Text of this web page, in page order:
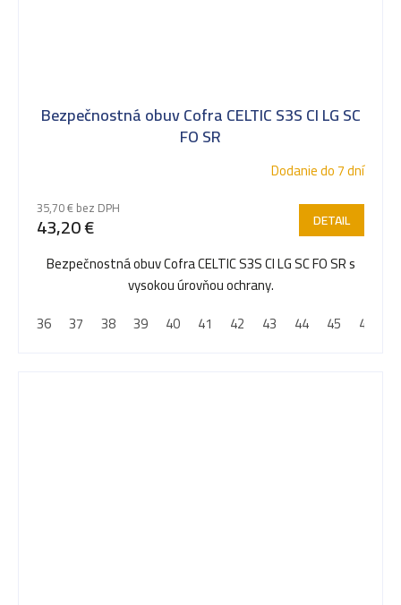
Bezpečnostná obuv Cofra CELTIC S3S CI LG SC
FO SR
Dodanie do 7 dní
35,70 € bez DPH
43,20 € DETAIL
Bezpečnostná obuv Cofra CELTIC S3S CI LG SC FO SR s
vysokou úrovňou ochrany.
36
37 38 39 40 41 42 43 44 45 46